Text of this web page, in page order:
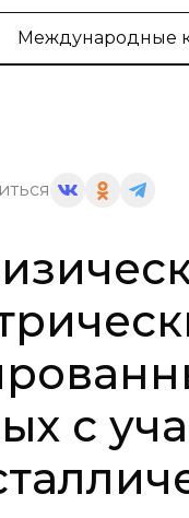
Международные
с